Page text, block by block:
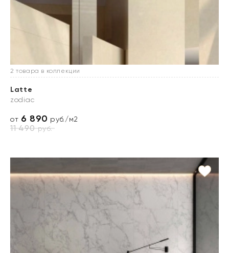
2 товара в коллекции
Latte
zodiac
от 6 890 руб./м2
11 490руб.